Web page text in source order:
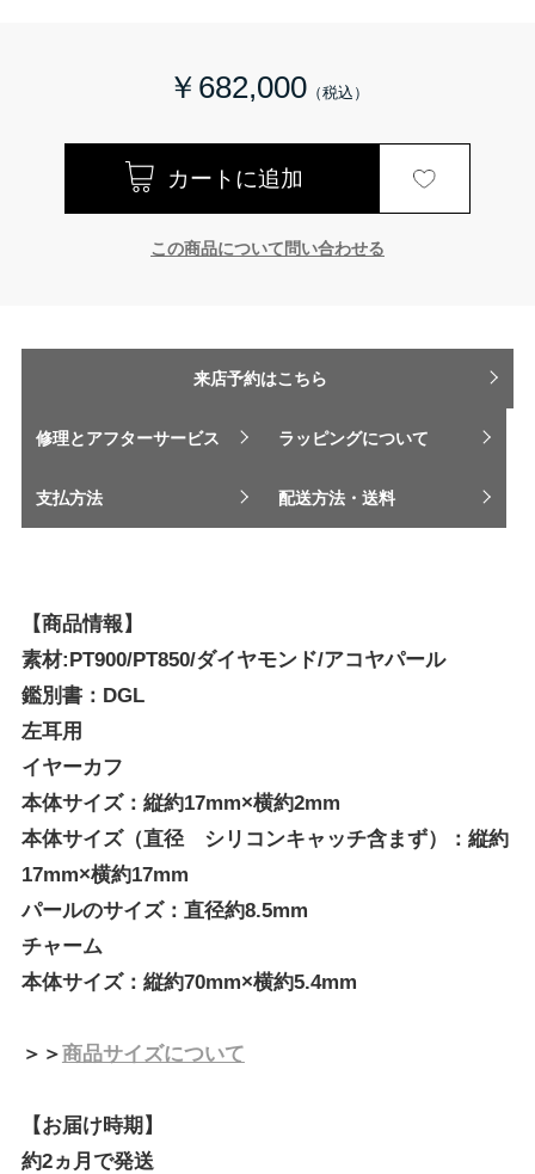
￥682,000
この商品について問い合わせる
来店予約はこちら
修理とアフターサービス ラッピングについて
支払方法 配送方法・送料
【商品情報】
素材:PT900/PT850/ダイヤモンド/アコヤパール
鑑別書：DGL
左耳用
イヤーカフ
本体サイズ：縦約17mm×横約2mm
本体サイズ（直径 シリコンキャッチ含まず）：縦約
17mm×横約17mm
パールのサイズ：直径約8.5mm
チャーム
本体サイズ：縦約70mm×横約5.4mm
＞＞商品サイズについて
【お届け時期】
約2ヵ月で発送